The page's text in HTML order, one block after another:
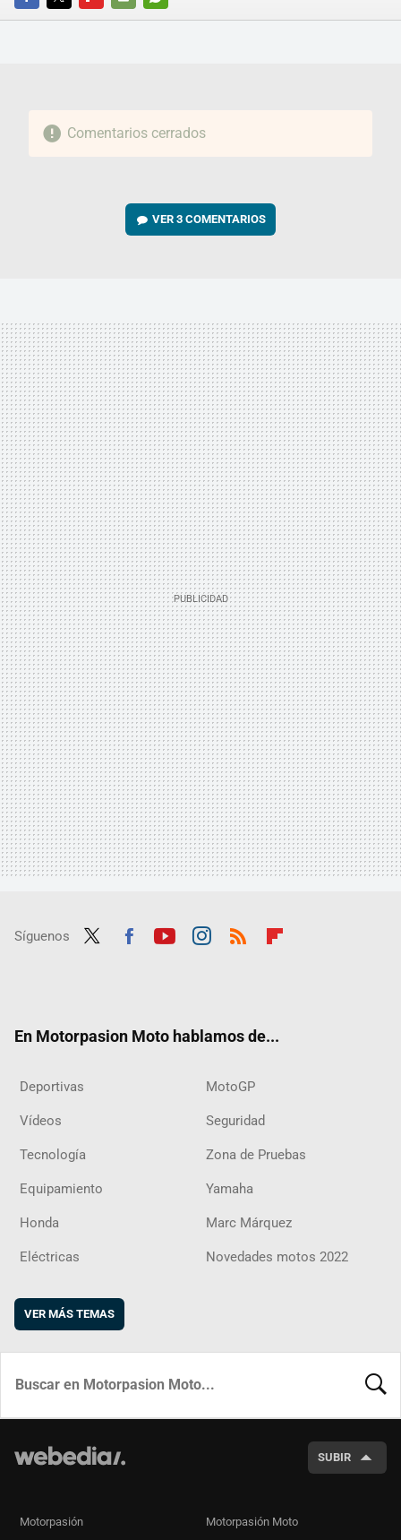
FACEBOOKTWITTERFLIPBOARD
E-
WHATSAPP
Comentarios cerrados
VER3 COMENTARIOS
Síguenos
En Motorpasion Moto hablamos de...
Deportivas MotoGP
Vídeos Seguridad
Tecnología Zona de Pruebas
Equipamiento Yamaha
Honda Marc Márquez
Eléctricas Novedades motos 2022
VER MÁS TEMAS
SUBIR
Motorpasión Motorpasión Moto